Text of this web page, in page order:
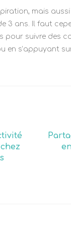
mais
3 ans. Il faut
pour suivre des
s’appuyant